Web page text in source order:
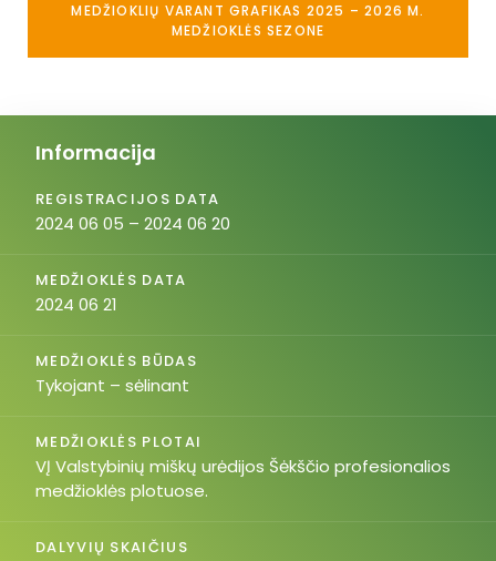
MEDŽIOKLIŲ VARANT GRAFIKAS 2025 – 2026 M.
MEDŽIOKLĖS SEZONE
Informacija
REGISTRACIJOS DATA
2024 06 05 – 2024 06 20
MEDŽIOKLĖS DATA
2024 06 21
MEDŽIOKLĖS BŪDAS
Tykojant – sėlinant
MEDŽIOKLĖS PLOTAI
VĮ Valstybinių miškų urėdijos Šėkščio profesionalios
medžioklės plotuose.
DALYVIŲ SKAIČIUS